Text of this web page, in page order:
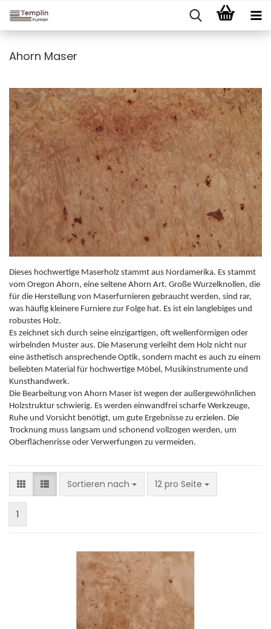
Ahorn Maser
Dieses hochwertige Maserholz stammt aus Nordamerika. Es stammt
vom Oregon Ahorn, eine seltene Ahorn Art. Große Wurzelknollen, die
für die Herstellung von Maserfurnieren gebraucht werden, sind rar,
was häufig kleinere Furniere zur Folge hat. Es ist ein langlebiges und
robustes Holz.
Es zeichnet sich durch seine einzigartigen, oft wellenförmigen oder
wirbelnden Muster aus. Die Maserung verleiht dem Holz nicht nur
eine ästhetisch ansprechende Optik, sondern macht es auch zu einem
beliebten Material für hochwertige Möbel, Musikinstrumente und
Kunsthandwerk.
Die Bearbeitung von Ahorn Maser ist wegen der außergewöhnlichen
Holzstruktur schwierig. Es werden einwandfrei scharfe Werkzeuge,
Ruhe und Vorsicht benötigt, um gute Ergebnisse zu erzielen. Die
Trocknung muss langsam und schonend vollzogen werden, um
Oberflächenrisse oder Verwerfungen zu vermeiden.
Sortieren nach
Sortieren nach 12 pro Seite
pro Seite
1